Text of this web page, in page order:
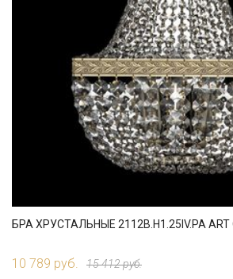
БРА ХРУСТАЛЬНЫЕ 2112B.H1.25IV.PA ART
10 789 руб. 15 412 руб.